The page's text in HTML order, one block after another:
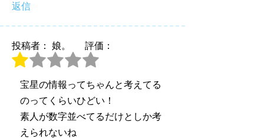
返信
投稿者： 娘。 評価：
宝星の情報ってちゃんと考えてる
のってくらいひどい！
素人が数字並べてるだけとしか考
えられないね